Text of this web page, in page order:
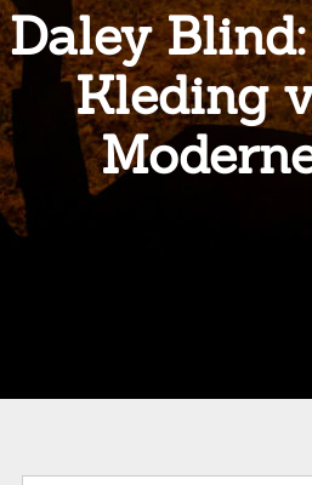
Daley
Kleding